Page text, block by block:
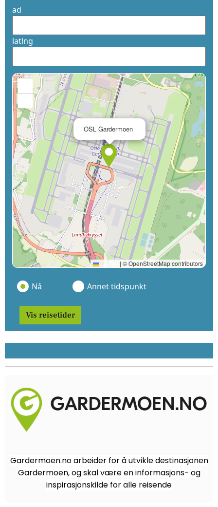
ad
latlng
OSL Gardermoen
Leaflet | © OpenStreetMap contributors
Nå Annet tidspunkt
Vis reisetider
Gardermoen.no arbeider for å utvikle destinasjonen
Gardermoen, og skal være en informasjons- og
inspirasjonskilde for alle reisende